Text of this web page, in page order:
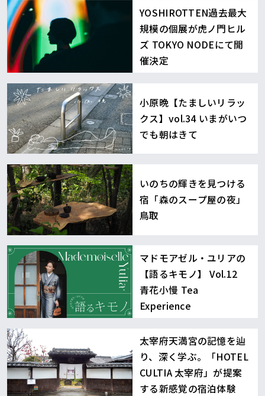
YOSHIROTTEN過去最大
規模の個展が虎ノ門ヒル
ズ TOKYO NODEにて開
催決定
小原晩【たましいリラッ
クス】vol.34 いまがいつ
でも朝はきて
いのちの輝きを見つける
宿「森のスープ屋の夜」
鳥取
マドモアゼル・ユリアの
【語るキモノ】 Vol.12
青花小慢 Tea
Experience
太宰府天満宮の記憶を辿
り、深く学ぶ。「HOTEL
CULTIA 太宰府」が提案
する新感覚の宿泊体験